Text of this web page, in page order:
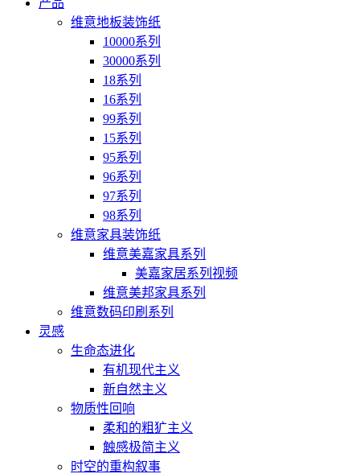
产品
维意地板装饰纸
10000系列
30000系列
18系列
16系列
99系列
15系列
95系列
96系列
97系列
98系列
维意家具装饰纸
维意美嘉家具系列
美嘉家居系列视频
维意美邦家具系列
维意数码印刷系列
灵感
生命态进化
有机现代主义
新自然主义
物质性回响
柔和的粗犷主义
触感极简主义
时空的重构叙事